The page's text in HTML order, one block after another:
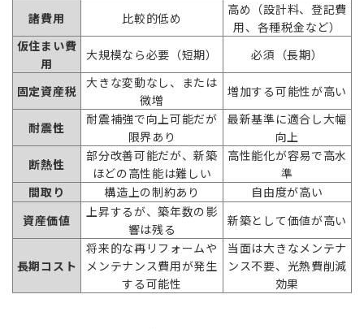
諸費用
比較的低め
高め（設計料、登記費
用、各種税金など）
仮住まい費
用
大規模なら必要（短期） 必須（長期）
固定資産税
大きな変動なし、または
微増
増加する可能性が高い
耐震性
耐震補強で向上可能だが
限界あり
最新基準に適合し大幅
向上
断熱性
部分改善可能だが、新築
ほどの高性能は難しい
高性能化が容易で高水
準
間取り
構造上の制約あり
自由度が高い
資産価値
上昇するが、築年数の影
響は残る
新築として価値が高い
長期コスト
将来的な再リフォームや
メンテナンス費用が発生
する可能性
当面は大きなメンテナ
ンス不要、光熱費削減
効果